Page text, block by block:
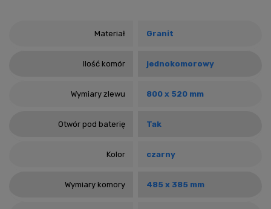
Materiał Granit
Ilość komór jednokomorowy
Wymiary zlewu 800 x 520 mm
Otwór pod baterię Tak
Kolor czarny
Wymiary komory 485 x 385 mm